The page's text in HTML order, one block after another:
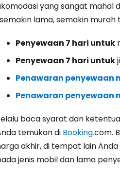
yang sangat mahal
lama, semakin murah
Penyewaan 7 hari untuk
Penyewaan 7 hari untuk
Penawaran penyewaan
Penawaran penyewaan
baca syarat dan
temukan di Booking.com.
akhir, di tempat lain
jenis mobil dan lama